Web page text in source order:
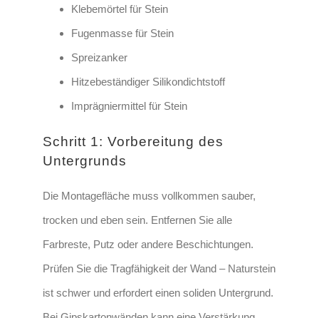
Klebemörtel für Stein
Fugenmasse für Stein
Spreizanker
Hitzebeständiger Silikondichtstoff
Imprägniermittel für Stein
Schritt 1: Vorbereitung des
Untergrunds
Die Montagefläche muss vollkommen sauber,
trocken und eben sein. Entfernen Sie alle
Farbreste, Putz oder andere Beschichtungen.
Prüfen Sie die Tragfähigkeit der Wand – Naturstein
ist schwer und erfordert einen soliden Untergrund.